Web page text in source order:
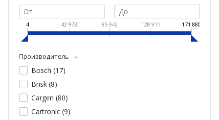
4 42 973 85 942 128 911 171 880
Производитель
Bosch (17)
Brisk (8)
Cargen (80)
Cartronic (9)